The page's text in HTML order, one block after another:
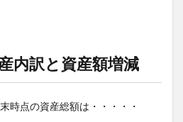
内訳と資産額増減
時点の資産総額は・・・・・